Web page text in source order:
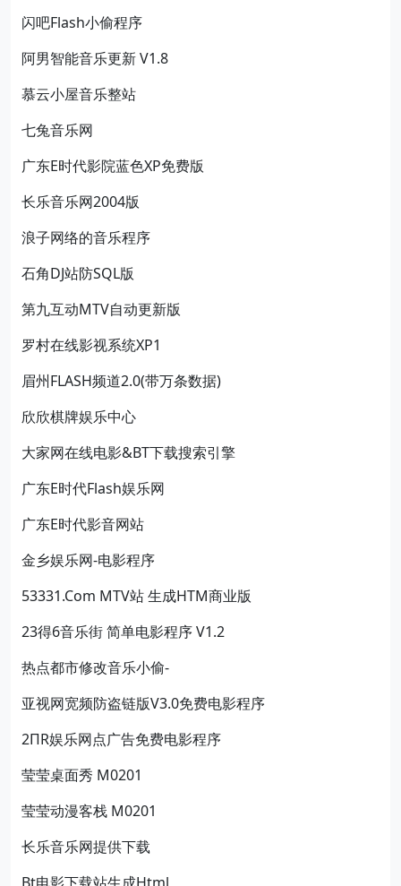
闪吧Flash小偷程序
阿男智能音乐更新 V1.8
慕云小屋音乐整站
七兔音乐网
广东E时代影院蓝色XP免费版
长乐音乐网2004版
浪子网络的音乐程序
石角DJ站防SQL版
第九互动MTV自动更新版
罗村在线影视系统XP1
眉州FLASH频道2.0(带万条数据)
欣欣棋牌娱乐中心
大家网在线电影&BT下载搜索引擎
广东E时代Flash娱乐网
广东E时代影音网站
金乡娱乐网-电影程序
53331.Com MTV站 生成HTM商业版
23得6音乐街 简单电影程序 V1.2
热点都市修改音乐小偷-
亚视网宽频防盗链版V3.0免费电影程序
2ΠR娱乐网点广告免费电影程序
莹莹桌面秀 M0201
莹莹动漫客栈 M0201
长乐音乐网提供下载